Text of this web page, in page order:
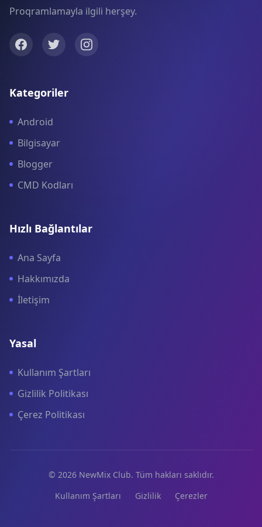
Proqramlamayla ilgili herşey.
Kategoriler
Android
Bilgisayar
Blogger
CMD Kodları
Hızlı Bağlantılar
Ana Sayfa
Hakkımızda
İletişim
Yasal
Kullanım Şartları
Gizlilik Politikası
Çerez Politikası
© 2026 NewMix Club. Tüm hakları saklıdır.
Kullanım Şartları
Gizlilik Çerezler